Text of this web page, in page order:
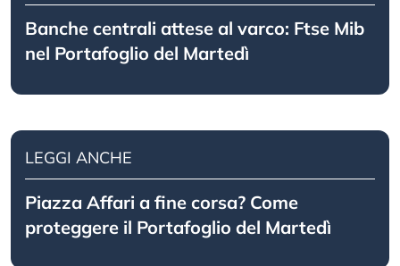
Banche centrali attese al varco: Ftse Mib
nel Portafoglio del Martedì
LEGGI ANCHE
Piazza Affari a fine corsa? Come
proteggere il Portafoglio del Martedì